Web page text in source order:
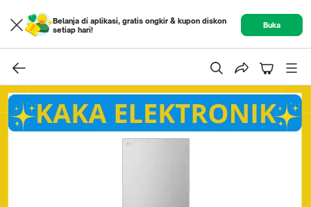
Belanja di aplikasi, gratis ongkir & kupon diskon
setiap hari!
Buka